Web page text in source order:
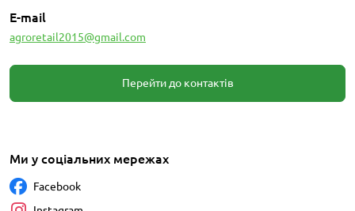
E-mail
agroretail2015@gmail.com
Перейти до контактів
Ми у соціальних мережах
Facebook